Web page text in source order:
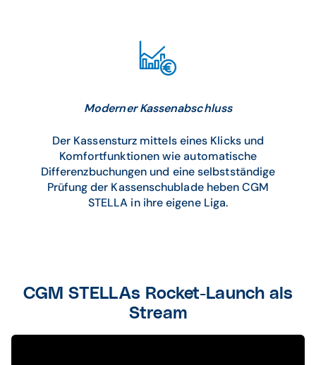
Moderner Kassenabschluss
Der Kassensturz mittels eines Klicks und
Komfortfunktionen wie automatische
Differenzbuchungen und eine selbstständige
Prüfung der Kassenschublade heben CGM
STELLA in ihre eigene Liga.
CGM STELLAs Rocket-Launch als
Stream